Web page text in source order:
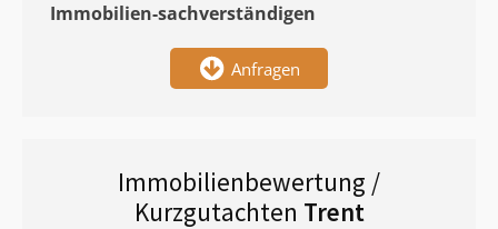
Immobilien-sachverständigen
Anfragen
Immobilienbewertung /
Kurzgutachten Trent